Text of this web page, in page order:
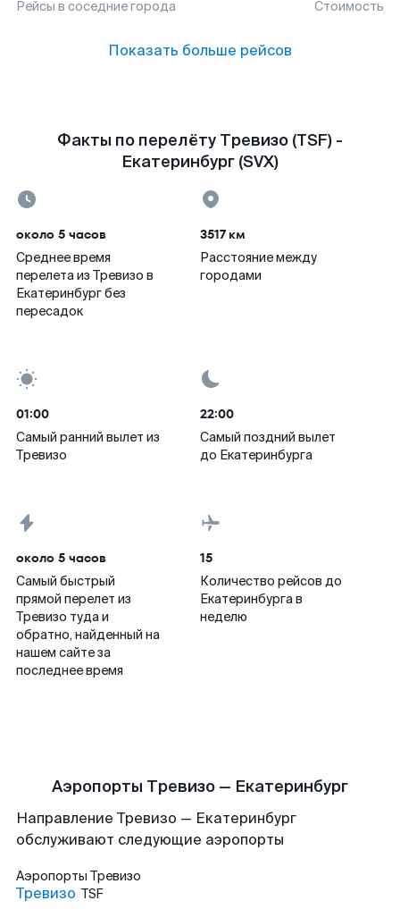
Рейсы в соседние города Стоимость
Показать больше рейсов
Факты по перелёту Тревизо (TSF) -
Екатеринбург (SVX)
около 5 часов
Среднее время
перелета из Тревизо в
Екатеринбург без
пересадок
3517 км
Расстояние между
городами
01:00
Самый ранний вылет из
Тревизо
22:00
Самый поздний вылет
до Екатеринбурга
около 5 часов
Самый быстрый
прямой перелет из
Тревизо туда и
обратно, найденный на
нашем сайте за
последнее время
15
Количество рейсов до
Екатеринбурга в
неделю
Аэропорты Тревизо — Екатеринбург
Направление Тревизо — Екатеринбург
обслуживают следующие аэропорты
Аэропорты Тревизо
Тревизо TSF